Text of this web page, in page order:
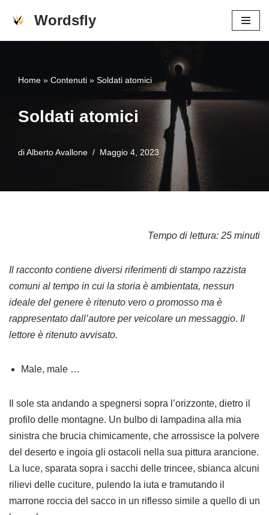
Wordsfly
Home » Contenuti » Soldati atomici
Soldati atomici
diAlberto Avallone Maggio 4, 2023
Tempo di lettura: 25 minuti
Il racconto contiene diversi riferimenti di stampo razzista
comuni al tempo in cui la storia è ambientata, nessun
ideale del genere è ritenuto vero o promosso ma è
rappresentato dall’autore per veicolare un messaggio. Il
lettore è ritenuto avvisato.
Male, male …
Il sole sta andando a spegnersi sopra l’orizzonte, dietro il
profilo delle montagne. Un bulbo di lampadina alla mia
sinistra che brucia chimicamente, che arrossisce la polvere
del deserto e ingoia gli ostacoli nella sua pittura arancione.
La luce, sparata sopra i sacchi delle trincee, sbianca alcuni
rilievi delle cuciture, pulendo la iuta e tramutando il
marrone roccia del sacco in un riflesso simile a quello di un